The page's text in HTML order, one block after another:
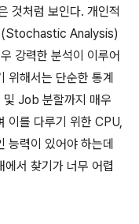
것처럼 보인다. 개인적
(Stochastic Analysis)
강력한 분석이 이루어
위해서는 단순한 통계
및 Job 분할까지 매우
이를 다루기 위한 CPU,
능력이 있어야 하는데
서 찾기가 너무 어렵